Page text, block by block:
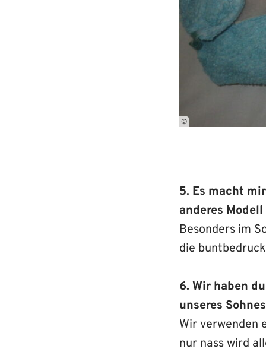
©
5. Es macht
anderes
Besonders im
die
6. Wir haben
unseres
Wir verwenden
nur nass wird